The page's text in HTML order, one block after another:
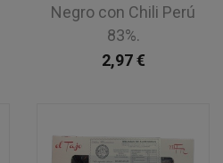
Negro con Chili Perú
83%.
2,97€